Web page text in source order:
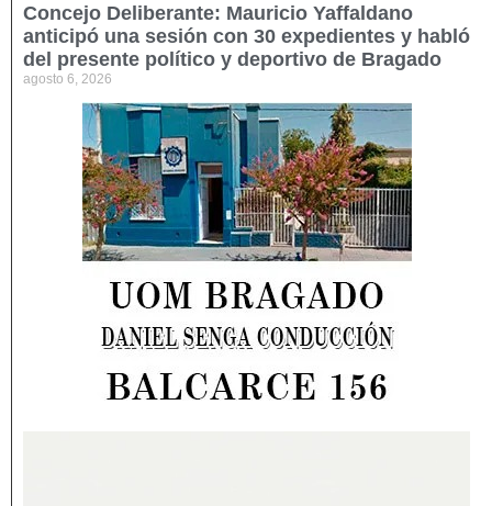
Concejo Deliberante: Mauricio Yaffaldano
anticipó una sesión con 30 expedientes y habló
del presente político y deportivo de Bragado
agosto 6, 2026